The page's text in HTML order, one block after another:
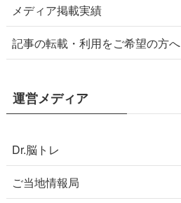
メディア掲載実績
記事の転載・利用をご希望の方へ
運営メディア
Dr.脳トレ
ご当地情報局